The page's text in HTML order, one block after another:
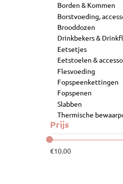
Borden & Kommen
Borstvoeding,
Brooddozen
Drinkbekers &
Eetsetjes
Eetstoelen &
Flesvoeding
Fopspeenkettingen
Fopspenen
Slabben
Thermische
Prijs
€10.00